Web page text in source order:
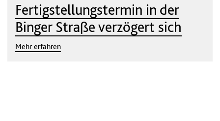
Fertigstellungstermin in der
Binger Straße verzögert sich
Mehr erfahren